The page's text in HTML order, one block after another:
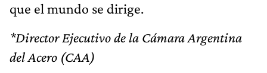
que el mundo se dirige.
*Director Ejecutivo de la Cámara Argentina
del Acero (CAA)